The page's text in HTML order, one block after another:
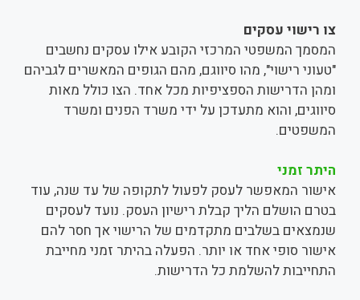
צו רישוי עסקים
המסמך המשפטי המרכזי הקובע אילו עסקים נחשבים
"טעוני רישוי", מהו סיווגם, מהם הגופים המאשרים לגביהם
ומהן הדרישות הספציפיות מכל אחד. הצו כולל מאות
סיווגים, והוא מתעדכן על ידי משרד הפנים ומשרד
המשפטים.
היתר זמני
אישור המאפשר לעסק לפעול לתקופה של עד שנה, עוד
בטרם הושלם הליך קבלת רישיון העסק. נועד לעסקים
שנמצאים בשלבים מתקדמים של הרישוי אך חסר להם
אישור סופי אחד או יותר. הפעלה בהיתר זמני מחייבת
התחייבות להשלמת כל הדרישות.